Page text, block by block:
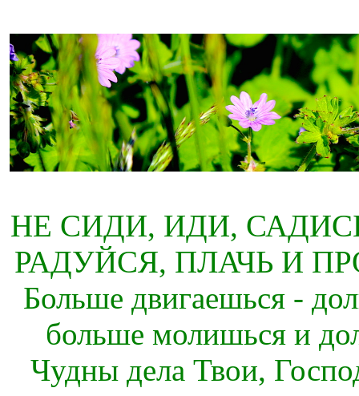
НЕ СИДИ, ИДИ,
РАДУЙСЯ, ПЛАЧЬ И
Больше двигаешься -
больше молишься и
Чудны дела Твои,